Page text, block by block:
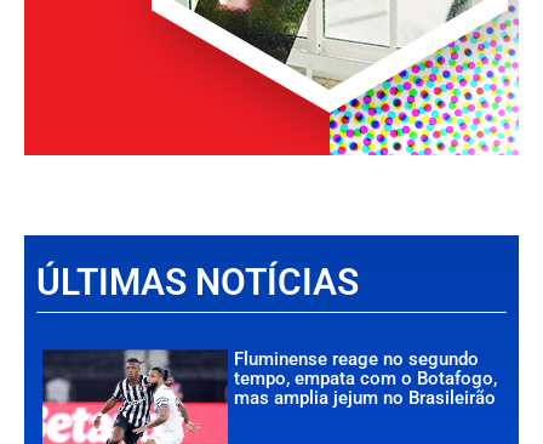
ÚLTIMAS NOTÍCIAS
Fluminense reage no segundo
tempo, empata com o Botafogo,
mas amplia jejum no Brasileirão